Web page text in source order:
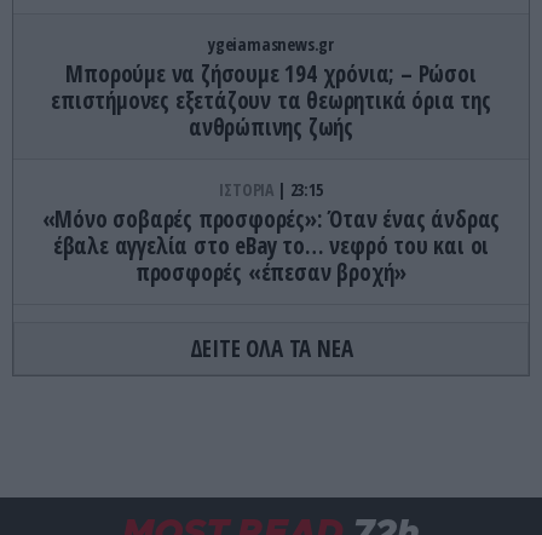
ygeiamasnews.gr
Μπορούμε να ζήσουμε 194 χρόνια; – Ρώσοι
επιστήμονες εξετάζουν τα θεωρητικά όρια της
ανθρώπινης ζωής
ΙΣΤΟΡΙΑ 23:15
«Μόνο σοβαρές προσφορές»: Όταν ένας άνδρας
έβαλε αγγελία στο eBay το… νεφρό του και οι
προσφορές «έπεσαν βροχή»
ΚΟΣΜΟΣ 23:11
Τα 600 στρέμματα κληρονομιάς πίσω από το
ΔΕΙΤΕ ΟΛΑ ΤΑ ΝΕΑ